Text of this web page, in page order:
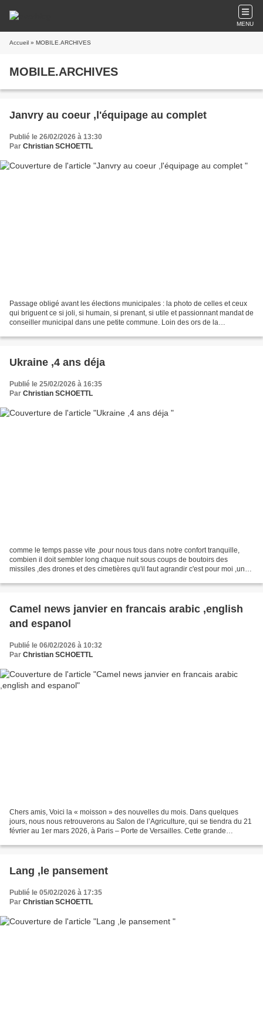
MENU
Accueil » MOBILE.ARCHIVES
MOBILE.ARCHIVES
Janvry au coeur ,l'équipage au complet
Publié le 26/02/2026 à 13:30
Par Christian SCHOETTL
Passage obligé avant les élections municipales : la photo de celles et ceux
qui briguent ce si joli, si humain, si prenant, si utile et passionnant mandat de
conseiller municipal dans une petite commune. Loin des ors de la
Ukraine ,4 ans déja
Publié le 25/02/2026 à 16:35
Par Christian SCHOETTL
comme le temps passe vite ,pour nous tous dans notre confort tranquille,
combien il doit sembler long chaque nuit sous coups de boutoirs des
missiles ,des drones et des cimetières qu'il faut agrandir c'est pour moi ,un
Camel news janvier en francais arabic ,english
and espanol
Publié le 06/02/2026 à 10:32
Par Christian SCHOETTL
Chers amis, Voici la « moisson » des nouvelles du mois. Dans quelques
jours, nous nous retrouverons au Salon de l’Agriculture, qui se tiendra du 21
février au 1er mars 2026, à Paris – Porte de Versailles. Cette grande
Lang ,le pansement
Publié le 05/02/2026 à 17:35
Par Christian SCHOETTL